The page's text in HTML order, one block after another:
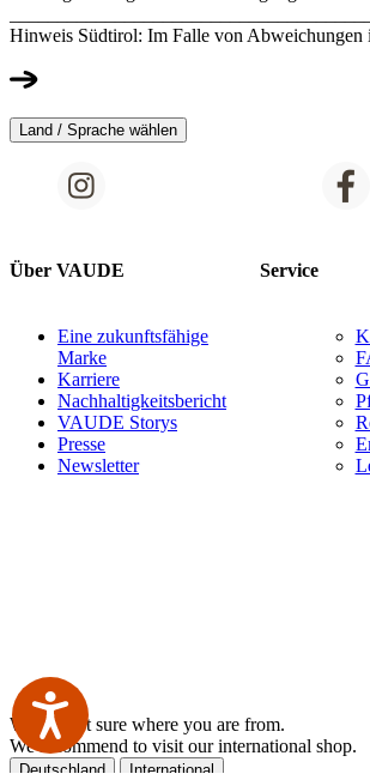
Hinweis Südtirol: Im Falle von Abweichungen
Land / Sprache wählen
Über VAUDE
Eine zukunftsfähige
Marke
Karriere
Nachhaltigkeitsbericht
VAUDE Storys
Presse
Newsletter
Service
We are not sure where you are from.
We recommend to visit our international shop.
Deutschland International